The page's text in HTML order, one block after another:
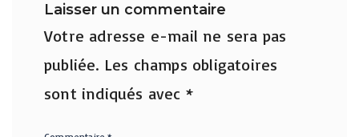
Laisser un commentaire
Votre adresse e-mail ne sera pas
publiée. Les champs obligatoires
sont indiqués avec *